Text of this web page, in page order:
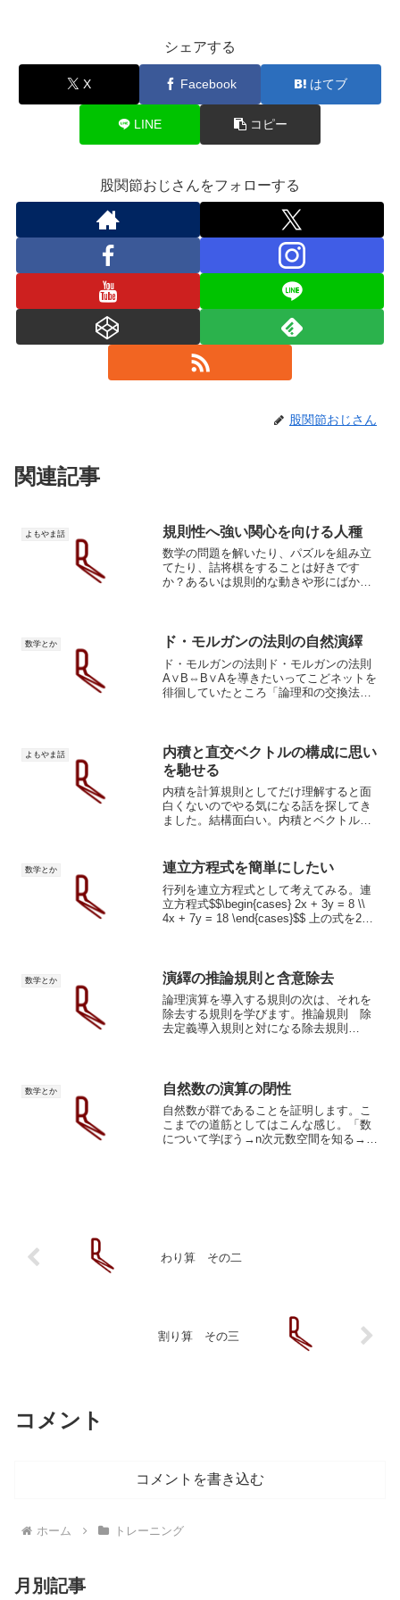
シェアする
X Facebook はてブ
LINE コピー
股関節おじさんをフォローする
股関節おじさん
関連記事
よもやま話 規則性へ強い関心を向ける人種
数学の問題を解いたり、パズルを組み立
てたり、詰将棋をすることは好きです
か？あるいは規則的な動きや形にばかり
れません。上の書籍では、人...
数学とか ド・モルガンの法則の自然演繹
ド・モルガンの法則ド・モルガンの法則
A∨B⇔B∨Aを導きたいってこどネットを
徘徊していたところ「論理和の交換法則
自然演繹です。1.A...
よもやま話
内積と直交ベクトルの構成に思い
を馳せる
内積を計算規則としてだけ理解すると面
白くないのでやる気になる話を探してき
ました。結構面白い。内積とベクトルの
意味の差内積が0を示す、すなわち、直交
するベクトル同士なら...
数学とか 連立方程式を簡単にしたい
行列を連立方程式として考えてみる。連
立方程式$$\begin{cases} 2x + 3y = 8 \\
4x + 7y = 18 \end{cases}$$ 上の式を2倍
数学とか 演繹の推論規則と含意除去
論理演算を導入する規則の次は、それを
除去する規則を学びます。推論規則 除
去定義導入規則と対になる除去規則
数学とか 自然数の演算の閉性
自然数が群であることを証明します。こ
こまでの道筋としてはこんな感じ。「数
について学ぼう→n次元数空間を知る→n
わり算 その二
割り算 その三
コメント
コメントを書き込む
ホーム トレーニング
月別記事